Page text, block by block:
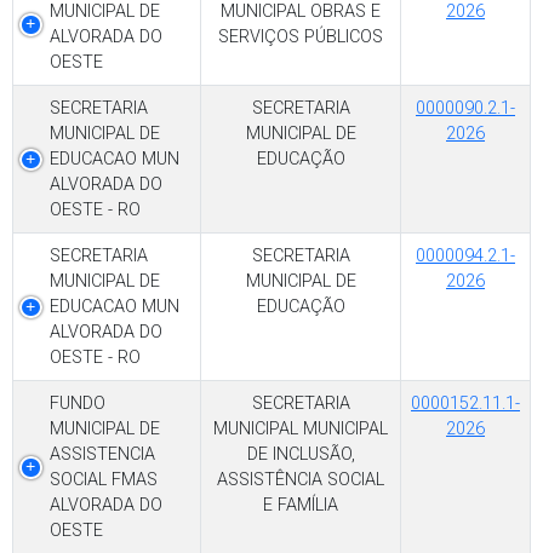
MUNICIPAL DE
ALVORADA DO
OESTE
MUNICIPAL OBRAS E
SERVIÇOS PÚBLICOS
2026
SECRETARIA
MUNICIPAL DE
EDUCACAO MUN
ALVORADA DO
OESTE - RO
SECRETARIA
MUNICIPAL DE
EDUCAÇÃO
0000090.2.1-
2026
SECRETARIA
MUNICIPAL DE
EDUCACAO MUN
ALVORADA DO
OESTE - RO
SECRETARIA
MUNICIPAL DE
EDUCAÇÃO
0000094.2.1-
2026
FUNDO
MUNICIPAL DE
ASSISTENCIA
SOCIAL FMAS
ALVORADA DO
OESTE
SECRETARIA
MUNICIPAL MUNICIPAL
DE INCLUSÃO,
ASSISTÊNCIA SOCIAL
E FAMÍLIA
0000152.11.1-
2026